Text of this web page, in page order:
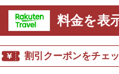
料金を表
割引クーポンをチェ